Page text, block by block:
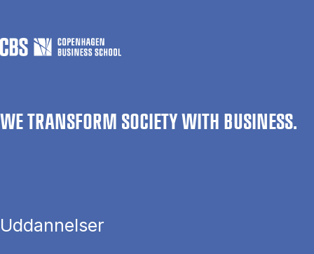
WE TRANSFORM SOCIETY WITH BUSINESS.
Uddannelser